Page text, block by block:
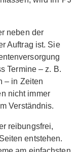
neben der
Auftrag ist. Sie
Termine – z. B.
– in Zeiten
nicht immer
Verständnis.
reibungsfrei,
entstehen.